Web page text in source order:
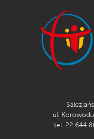
ul.
tel. 22 644